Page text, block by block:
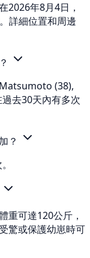
2026年8月4日，
詳細位置和周邊
(38),
去30天內有多次
？
重可達120公斤，
驚或保護幼崽時可